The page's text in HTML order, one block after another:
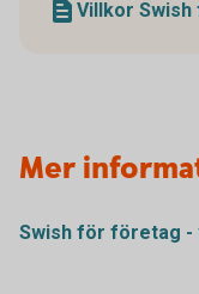
Villkor
Mer
Swish för företag -